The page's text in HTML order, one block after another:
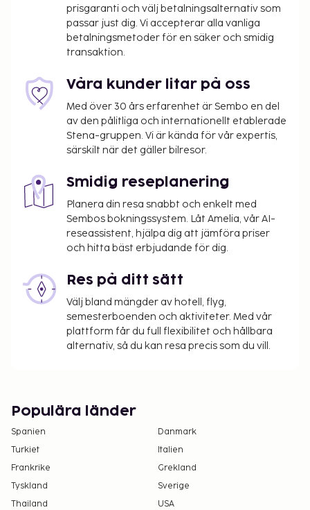
prisgaranti och välj betalningsalternativ som
passar just dig. Vi accepterar alla vanliga
betalningsmetoder för en säker och smidig
transaktion.
Våra kunder litar på oss
Med över 30 års erfarenhet är Sembo en del
av den pålitliga och internationellt etablerade
Stena-gruppen. Vi är kända för vår expertis,
särskilt när det gäller bilresor.
Smidig reseplanering
Planera din resa snabbt och enkelt med
Sembos bokningssystem. Låt Amelia, vår AI-
reseassistent, hjälpa dig att jämföra priser
och hitta bäst erbjudande för dig.
Res på ditt sätt
Välj bland mängder av hotell, flyg,
semesterboenden och aktiviteter. Med vår
plattform får du full flexibilitet och hållbara
alternativ, så du kan resa precis som du vill.
Populära länder
Spanien
Danmark
Turkiet
Italien
Frankrike
Grekland
Tyskland
Sverige
Thailand
USA